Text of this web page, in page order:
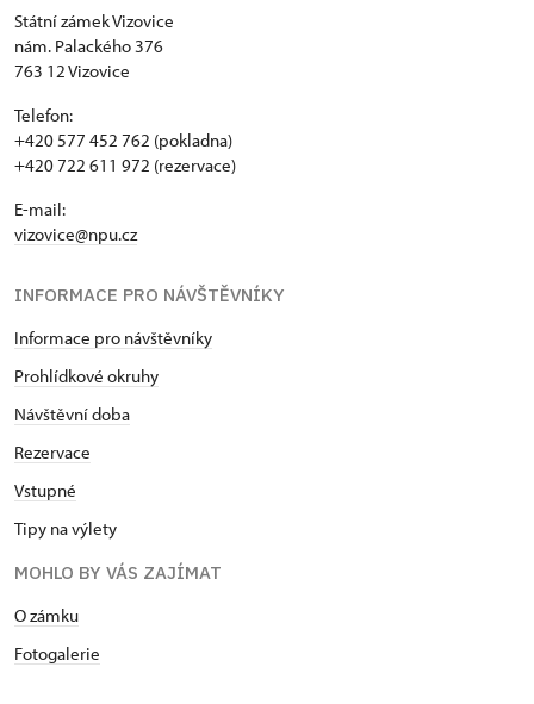
Státní zámek Vizovice
nám. Palackého 376
763 12 Vizovice
Telefon:
+420 577 452 762 (pokladna)
+420 722 611 972 (rezervace)
E-mail:
vizovice@npu.cz
INFORMACE PRO NÁVŠTĚVNÍKY
Informace pro návštěvníky
Prohlídkové okruhy
Návštěvní doba
Rezervace
Vstupné
Tipy na výlety
MOHLO BY VÁS ZAJÍMAT
O zámku
Fotogalerie